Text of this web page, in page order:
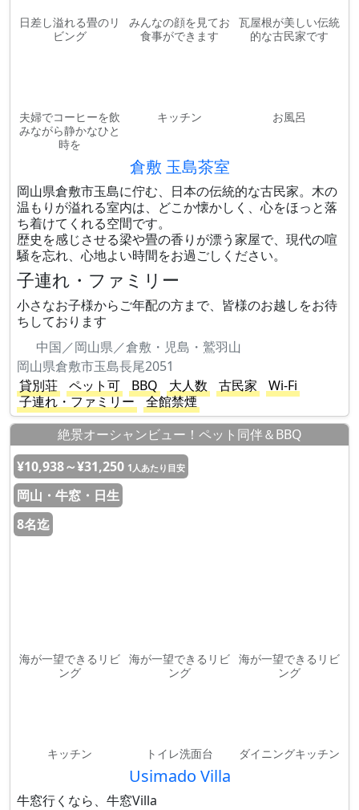
日差し溢れる畳のリ
ビング
みんなの顔を見てお
食事ができます
瓦屋根が美しい伝統
的な古民家です
夫婦でコーヒーを飲
みながら静かなひと
時を
キッチン お風呂
倉敷 玉島茶室
岡山県倉敷市玉島に佇む、日本の伝統的な古民家。木の
温もりが溢れる室内は、どこか懐かしく、心をほっと落
ち着けてくれる空間です。
歴史を感じさせる梁や畳の香りが漂う家屋で、現代の喧
騒を忘れ、心地よい時間をお過ごしください。
子連れ・ファミリー
小さなお子様からご年配の方まで、皆様のお越しをお待
ちしております
中国／岡山県／倉敷・児島・鷲羽山
岡山県倉敷市玉島長尾2051
貸別荘
ペット可 BBQ 大人数 古民家
Wi-Fi
子連れ・ファミリー
全館禁煙
絶景オーシャンビュー！ペット同伴＆BBQ
¥10,938～¥31,250 1人あたり目安
岡山・牛窓・日生
8名迄
海が一望できるリビ
ング
海が一望できるリビ
ング
海が一望できるリビ
ング
キッチン トイレ洗面台 ダイニングキッチン
Usimado Villa
牛窓行くなら、牛窓Villa